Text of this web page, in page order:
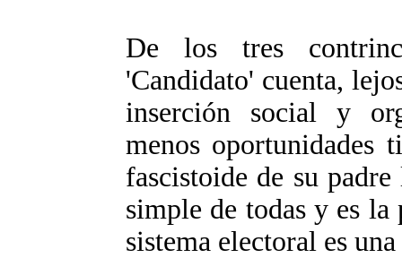
De los tres
'Candidato' cuenta,
inserción social y
menos oportunidades
fascistoide de su
simple de todas y es la
sistema electoral es